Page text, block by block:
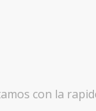
con la